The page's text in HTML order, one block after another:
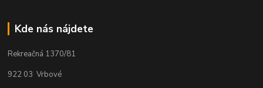
Kde nás nájdete
Rekreačná 1370/81
922 03 Vrbové